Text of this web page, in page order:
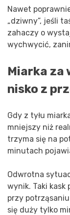
Nawet
„dziwny”, jeśli
zahaczy o
wychwycić,
Miarka za
nisko z
Gdy z tyłu
mniejszy niż
trzyma się na
minutach
Odwrotna
wynik. Taki kask
przy
się duży tylko